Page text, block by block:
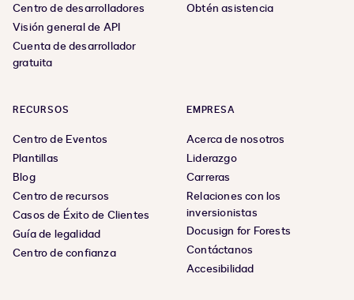
Centro de desarrolladores
Visión general de API
Cuenta de desarrollador
gratuita
Obtén asistencia
RECURSOS
Centro de Eventos
Plantillas
Blog
Centro de recursos
Casos de Éxito de Clientes
Guía de legalidad
Centro de confianza
EMPRESA
Acerca de nosotros
Liderazgo
Carreras
Relaciones con los
inversionistas
Docusign for Forests
Contáctanos
Accesibilidad